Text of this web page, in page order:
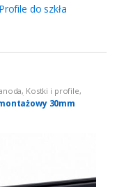
Profile do szkła
, Kostki i profile,
szkła 30mm